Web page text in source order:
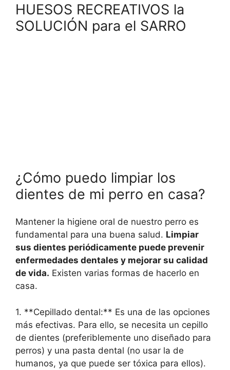
HUESOS RECREATIVOS la
SOLUCIÓN para el SARRO
¿Cómo puedo limpiar los
dientes de mi perro en casa?
Mantener la higiene oral de nuestro perro es
fundamental para una buena salud. Limpiar
sus dientes periódicamente puede prevenir
enfermedades dentales y mejorar su calidad
de vida. Existen varias formas de hacerlo en
casa.
1. **Cepillado dental:** Es una de las opciones
más efectivas. Para ello, se necesita un cepillo
de dientes (preferiblemente uno diseñado para
perros) y una pasta dental (no usar la de
humanos, ya que puede ser tóxica para ellos).